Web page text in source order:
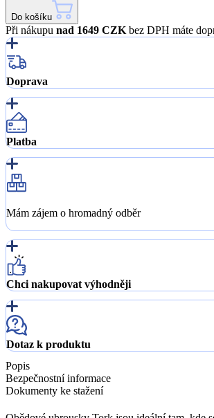
Do košíku
Při nákupu nad 1649 CZK bez DPH máte
Doprava
Platba
Mám zájem o hromadný odběr
Chci nakupovat výhodněji
Dotaz k produktu
Popis
Bezpečnostní informace
Dokumenty ke stažení